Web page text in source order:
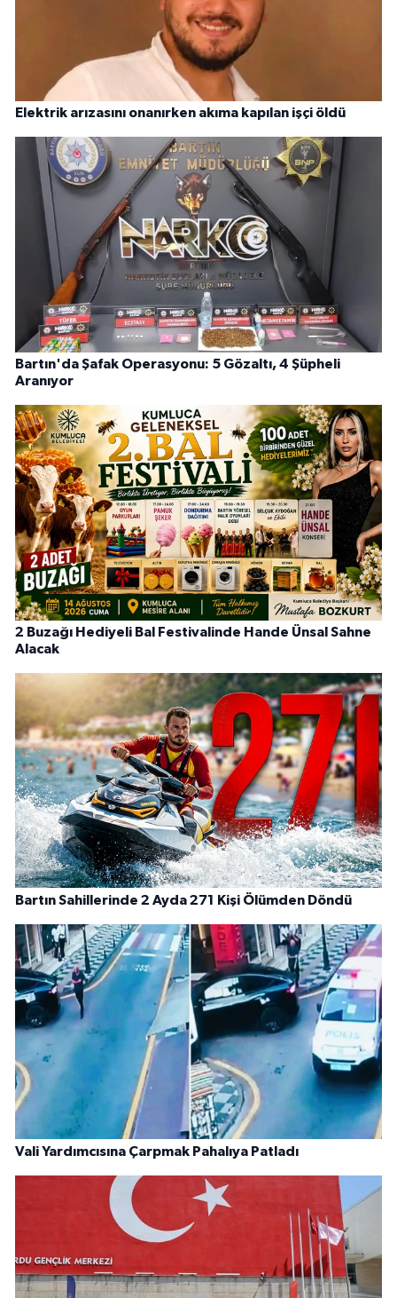
Elektrik arızasını onanırken akıma kapılan işçi öldü
Bartın'da Şafak Operasyonu: 5 Gözaltı, 4 Şüpheli
Aranıyor
2 Buzağı Hediyeli Bal Festivalinde Hande Ünsal Sahne
Alacak
Bartın Sahillerinde 2 Ayda 271 Kişi Ölümden Döndü
Vali Yardımcısına Çarpmak Pahalıya Patladı